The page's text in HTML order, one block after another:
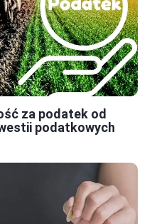
za podatek od
podatkowych